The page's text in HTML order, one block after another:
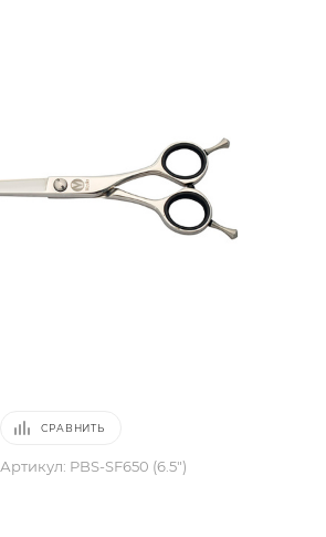
СРАВНИТЬ
Артикул: PBS-SF650 (6.5")